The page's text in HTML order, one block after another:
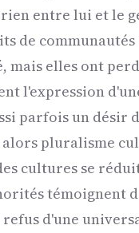
entre lui et le
de communautés
elles ont
l'expression
parfois un désir
pluralisme
cultures se
témoignent
d'une